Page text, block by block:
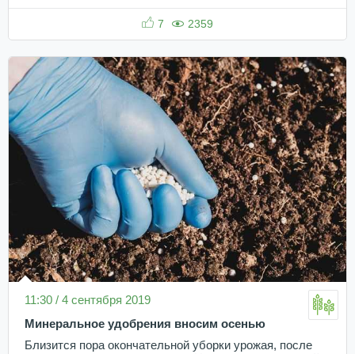
7 2359
11:30 / 4 сентября 2019
Минеральное удобрения вносим осенью
Близится пора окончательной уборки урожая, после